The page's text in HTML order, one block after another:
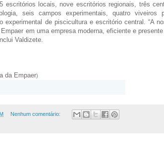
escritórios locais, nove escritórios regionais, três
seis campos experimentais, quatro viveiros
experimental de piscicultura e escritório central. “A
em uma empresa moderna, eficiente e presente
Valdizete.
da Empaer)
Nenhum comentário: